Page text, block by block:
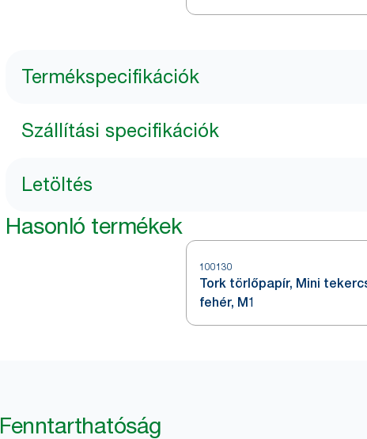
Termékspecifikációk
Szállítási specifikációk
Letöltés
Hasonló termékek
100130
Tork törlőpapír, Mini
fehér, M1
Fenntarthatóság